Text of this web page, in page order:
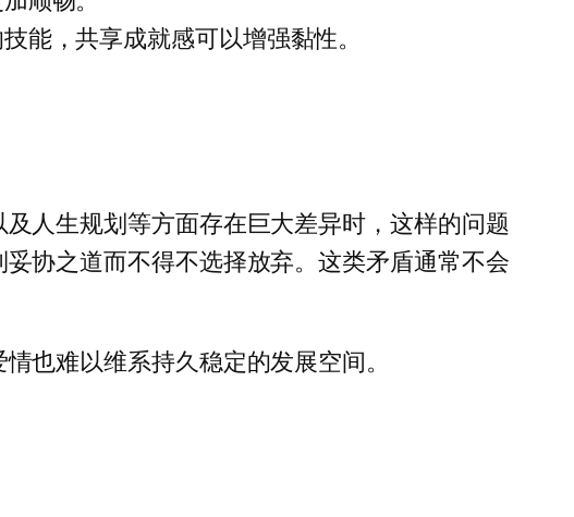
能，共享成就感可以增强黏性。
人生规划等方面存在巨大差异时，这样的问题
协之道而不得不选择放弃。这类矛盾通常不会
也难以维系持久稳定的发展空间。